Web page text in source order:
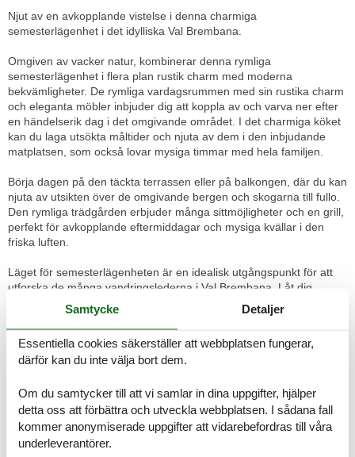
Njut av en avkopplande vistelse i denna charmiga
semesterlägenhet i det idylliska Val Brembana.
Omgiven av vacker natur, kombinerar denna rymliga
semesterlägenhet i flera plan rustik charm med moderna
bekvämligheter. De rymliga vardagsrummen med sin rustika charm
och eleganta möbler inbjuder dig att koppla av och varva ner efter
en händelserik dag i det omgivande området. I det charmiga köket
kan du laga utsökta måltider och njuta av dem i den inbjudande
matplatsen, som också lovar mysiga timmar med hela familjen.
Börja dagen på den täckta terrassen eller på balkongen, där du kan
njuta av utsikten över de omgivande bergen och skogarna till fullo.
Den rymliga trädgården erbjuder många sittmöjligheter och en grill,
perfekt för avkopplande eftermiddagar och mysiga kvällar i den
friska luften.
Läget för semesterlägenheten är en idealisk utgångspunkt för att
utforska de många vandringslederna i Val Brembana. Låt dig
förtrollas av det imponerande naturlandskapet och de spektakulära
vyerna. Ett besök på de termiska baden i San Pellegrino lovar
ytterligare avkoppling, medan den historiska staden Bergamo med
sin gamla stad och kulturella höjdpunkter också är värt en omväg.
Rumsindelning
Sovrum, 2 personer
Enkelsäng
Sovrum, 2 personer
Dubbelsäng
Samtycke Detaljer
Essentiella cookies säkerställer att webbplatsen fungerar,
därför kan du inte välja bort dem.
Om du samtycker till att vi samlar in dina uppgifter, hjälper
detta oss att förbättra och utveckla webbplatsen. I sådana fall
kommer anonymiserade uppgifter att vidarebefordras till våra
underleverantörer.